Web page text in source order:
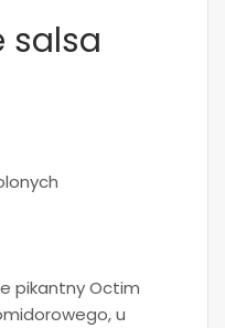
salsa
pikantny Octim
u